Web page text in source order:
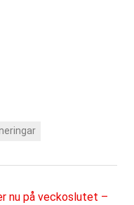
nu på veckoslutet –